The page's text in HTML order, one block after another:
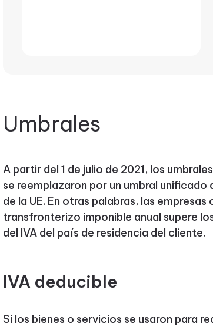
Umbrales
A partir del 1 de julio de 2021, los
se reemplazaron por un umbral
de la UE. En otras palabras, las
transfronterizo imponible anual supere
del IVA del país de residencia del cliente.
IVA deducible
Si los bienes o servicios se usaron para